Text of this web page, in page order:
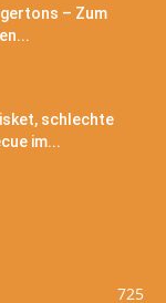
– Zum
schlechte
im...
725